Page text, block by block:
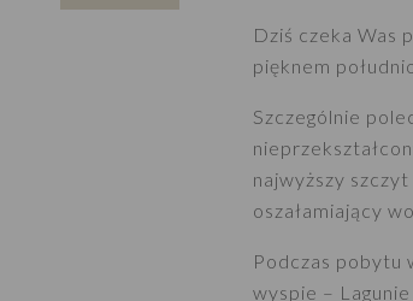
Dziś czeka Was
pięknem
Szczególnie
najwyższy
oszałamiający
Podczas pobytu
wyspie –